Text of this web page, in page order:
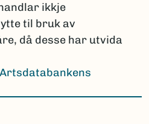
ikkje
til bruk av
då desse har utvida